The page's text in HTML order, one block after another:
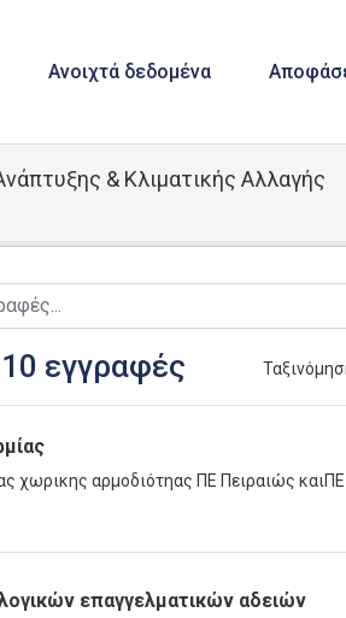
Ανοιχτά δεδομένα
& Κλιματικής Αλλαγής
εγγραφές
χωρικης αρμοδιότηας ΠΕ Πειραιώς
επαγγελματικών αδειών